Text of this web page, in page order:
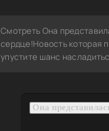
Смотреть Она
сердце!Новость которая
упустите шанс